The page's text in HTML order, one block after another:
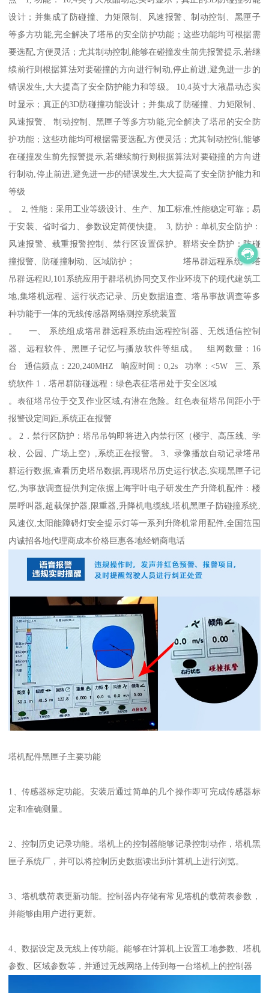
设计；并集成了防碰撞、力矩限制、风速报警、制动控制、黑匣子
等多方功能,完全解决了塔吊的安全防护功能；这些功能均可根据需
要选配,方便灵活；尤其制动控制,能够在碰撞发生前先报警提示,若继
续前行则根据算法对要碰撞的方向进行制动,停止前进,避免进一步的
错误发生,大大提高了安全防护能力和等级。 10,4英寸大液晶动态实
时显示；真正的3D防碰撞功能设计；并集成了防碰撞、力矩限制、
风速报警、 制动控制、黑匣子等多方功能,完全解决了塔吊的安全防
护功能；这些功能均可根据需要选配,方便灵活；尤其制动控制,能够
在碰撞发生前先报警提示,若继续前行则根据算法对要碰撞的方向进
行制动,停止前进,避免进一步的错误发生,大大提高了安全防护能力和
等级
。 2, 性能：采用工业等级设计、生产、加工标准,性能稳定可靠；易
于安装、省时省力、参数设定简便快捷。 3, 防护：单机安全防护：
风速报警、载重报警控制、禁行区设置保护。群塔安全防护：防碰
撞报警、防碰撞制动、区域防护； 塔吊群远程系统 塔
吊群远程RJ,101系统应用于群塔机协同交叉作业环境下的现代建筑工
地,集塔机远程、运行状态记录、历史数据追查、塔吊事故调查等多
种功能于一体的无线传感器网络测控系统装置
。 一、 系统组成塔吊群远程系统由远程控制器、无线通信控制
器、远程软件、黑匣子记忆与播放软件等组成。 组网数量：16
台 通信频点：220,240MHZ 响应时间：0,2s 功率：<5W 三、系
统软件 1．塔吊群防碰远程：绿色表征塔吊处于安全区域
。表征塔吊位于交叉作业区域,有潜在危险。红色表征塔吊间距小于
报警设定间距,系统正在报警
。 2．禁行区防护：塔吊吊钩即将进入内禁行区（楼宇、高压线、学
校、公园、广场上空）,系统正在报警。 3、录像播放自动记录塔吊
群运行数据,查看历史塔吊数据,再现塔吊历史运行状态,实现黑匣子记
忆,为事故调查提供判定依据上海宇叶电子研发生产升降机配件：楼
层呼叫器,超载保护器,限重器,升降机电缆线,塔机黑匣子防碰撞系统,
风速仪,太阳能障碍灯安全提示灯等一系列升降机常用配件,全国范围
内诚招各地代理商成本价格巨惠各地经销商电话
塔机配件黑匣子主要功能
1、传感器标定功能。安装后通过简单的几个操作即可完成传感器标
定和准确测量。
2、控制历史记录功能。塔机上的控制器能够记录控制动作，塔机黑
匣子系统厂，并可以将控制历史数据读出到计算机上进行浏览。
3、塔机载荷表更新功能。控制器内存储有常见塔机的载荷表参数，
并能够由用户进行更新。
4、数据设定及无线上传功能。能够在计算机上设置工地参数、塔机
参数、区域参数等，并通过无线网络上传到每一台塔机上的控制器